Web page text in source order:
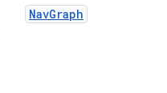
NavGraph